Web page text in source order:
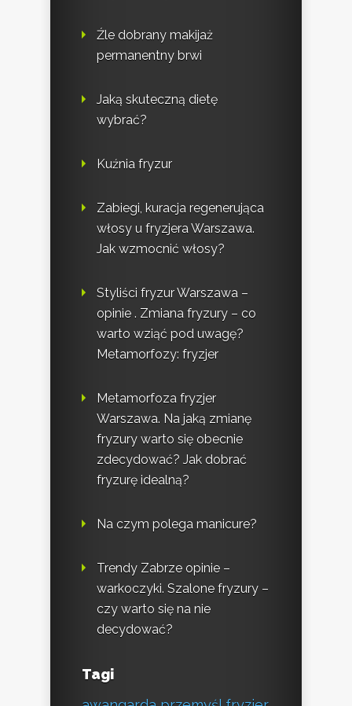
Źle dobrany makijaż
permanentny brwi
Jaką skuteczną dietę
wybrać?
Kuźnia fryzur
Zabiegi, kuracja regenerująca
włosy u fryzjera Warszawa.
Jak wzmocnić włosy?
Styliści fryzur Warszawa –
opinie . Zmiana fryzury – co
warto wziąć pod uwagę?
Metamorfozy: fryzjer
Metamorfoza fryzjer
Warszawa. Na jaką zmianę
fryzury warto się obecnie
zdecydować? Jak dobrać
fryzurę idealną?
Na czym polega manicure?
Trendy Zabrze opinie –
warkoczyki. Szalone fryzury –
czy warto się na nie
decydować?
Tagi